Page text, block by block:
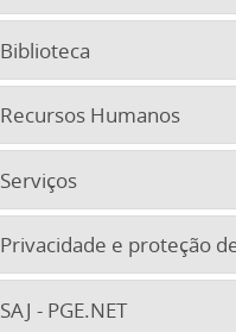
Biblioteca
Recursos Humanos
Serviços
Privacidade e proteção
SAJ - PGE.NET